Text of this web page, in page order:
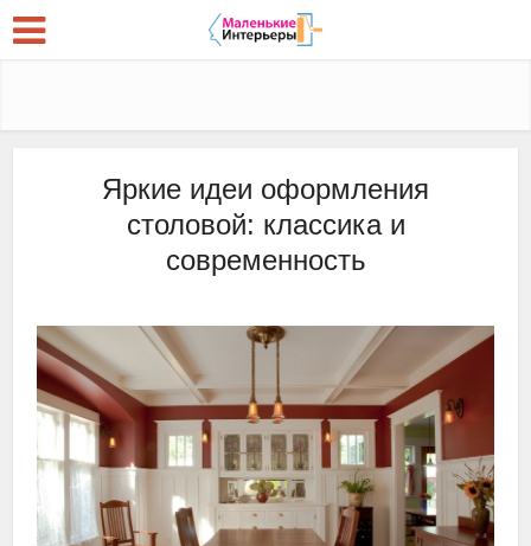
Яркие идеи оформления
столовой: классика и
современность